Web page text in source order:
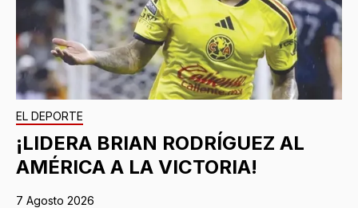
EL DEPORTE
¡LIDERA BRIAN RODRÍGUEZ AL
AMÉRICA A LA VICTORIA!
7 Agosto 2026